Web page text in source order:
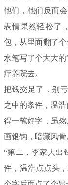
他们，他们反而
表情果然轻松了
包，从里面翻了
水笔写了个大大
疗养院去。
把钱交足了，别
之中的条件，温
得一笔好字，虽
画银钩，暗藏风骨
“第二，李家人出
件，温浩点点头